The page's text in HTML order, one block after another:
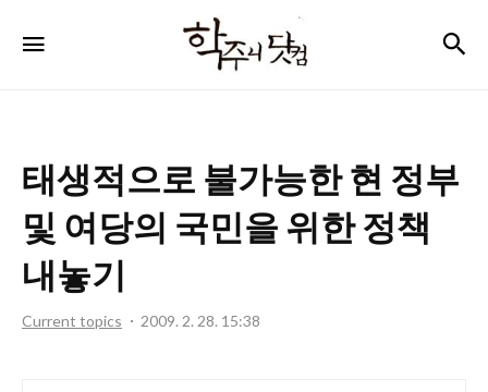
주
컴
태생적으로 불가능한 현 정부
및 여당의 국민을 위한 정책
내놓기
Current topics 2009. 2. 28. 15:38